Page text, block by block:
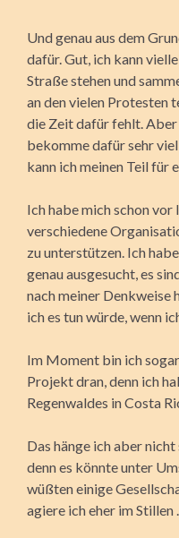
Und genau aus dem
dafür. Gut, ich kann
Straße stehen und
an den vielen Protesten
die Zeit dafür fehlt. Aber
bekomme dafür sehr
kann ich meinen Teil für
Ich habe mich schon vor
verschiedene
zu unterstützen. Ich
genau ausgesucht, es
nach meiner Denkweise
ich es tun würde, wenn
Im Moment bin ich
Projekt dran, denn ich
Regenwaldes in Costa
Das hänge ich aber
denn es könnte unter
wüßten einige
agiere ich eher im